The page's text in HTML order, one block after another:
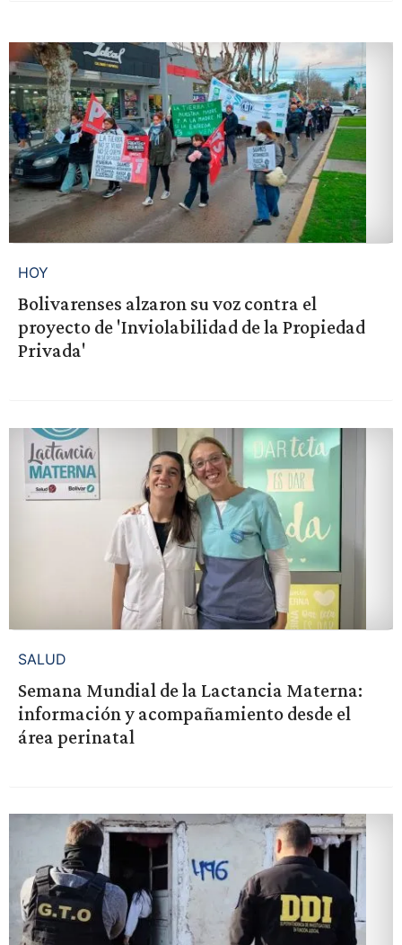
HOY
Bolivarenses alzaron su voz contra el
proyecto de 'Inviolabilidad de la Propiedad
Privada'
SALUD
Semana Mundial de la Lactancia Materna:
información y acompañamiento desde el
área perinatal